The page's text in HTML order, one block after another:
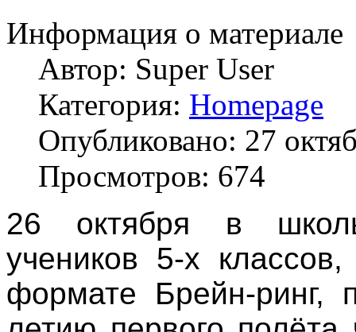
Информация о материале
Автор: Super User
Категория: Homepage
Опубликовано: 27
Просмотров: 674
26 октября в
учеников 5-х
формате Брейн-ринг,